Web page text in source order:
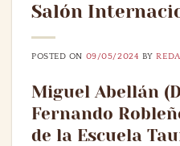
Salón
POSTED ON 09/05/2024 BY
Miguel Abellán
Fernando
de la Escuela